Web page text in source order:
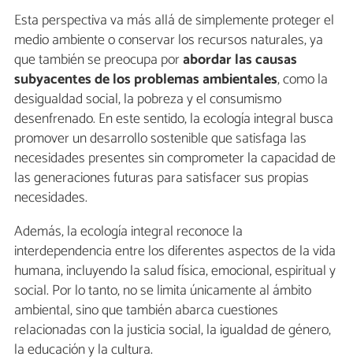
Esta perspectiva va más allá de simplemente proteger el
medio ambiente o conservar los recursos naturales, ya
que también se preocupa porabordar las causas
subyacentes de los problemas ambientales, como la
desigualdad social, la pobreza y el consumismo
desenfrenado. En este sentido, la ecología integral busca
promover un desarrollo sostenible que satisfaga las
necesidades presentes sin comprometer la capacidad de
las generaciones futuras para satisfacer sus propias
necesidades.
Además, la ecología integral reconoce la
interdependencia entre los diferentes aspectos de la vida
humana, incluyendo la salud física, emocional, espiritual y
social. Por lo tanto, no se limita únicamente al ámbito
ambiental, sino que también abarca cuestiones
relacionadas con la justicia social, la igualdad de género,
la educación y la cultura.